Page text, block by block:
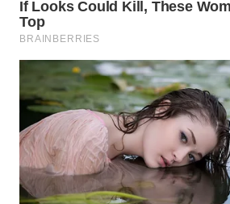
TAPANULI
UTARA
WN
SAMOSIR
WN
PADANG
LAWAS